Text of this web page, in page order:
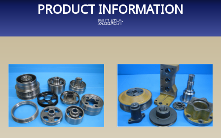
PRODUCT INFORMATION
製品紹介